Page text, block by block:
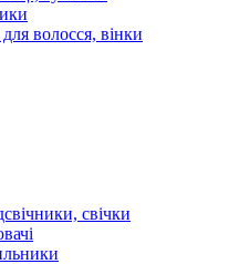
волосся, вінки
свічки